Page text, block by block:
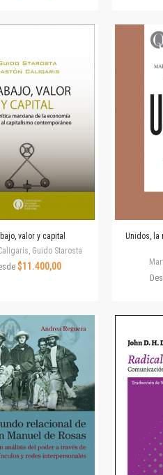
valor y capital
Guido Starosta
$11.400,00
Unidos, la